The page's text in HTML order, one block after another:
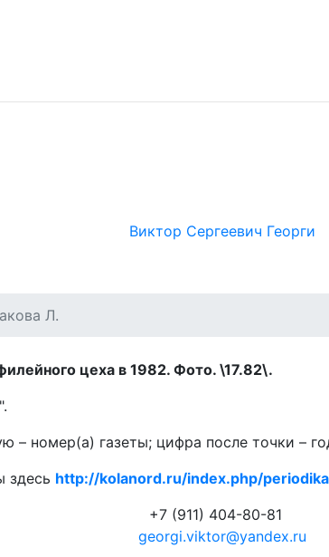
Виктор Сергеевич Георги
Л.
цеха в 1982. Фото. \17.82\.
– номер(а) газеты; цифра после точки –
здесь http://kolanord.ru/index.php/
+7 (911) 404-80-81
georgi.viktor@yandex.ru